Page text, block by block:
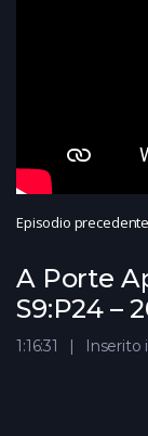
Episodio precedente
A Porte
S9:P24 –
1:16:31 Inserito